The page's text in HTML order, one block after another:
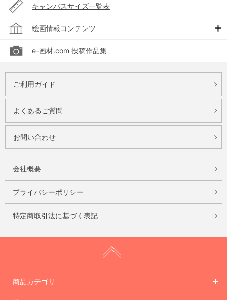
キャンバスサイズ一覧表
絵画情報コンテンツ
e-画材.com 投稿作品集
ご利用ガイド
よくあるご質問
お問い合わせ
会社概要
プライバシーポリシー
特定商取引法に基づく表記
商品カテゴリ